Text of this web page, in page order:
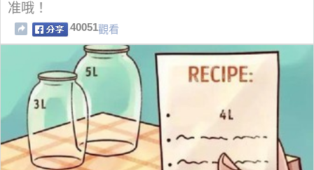
准哦！
40051觀看